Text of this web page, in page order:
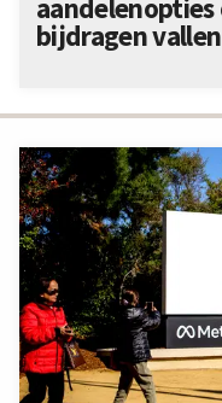
aandelenopties
bijdragen vallen